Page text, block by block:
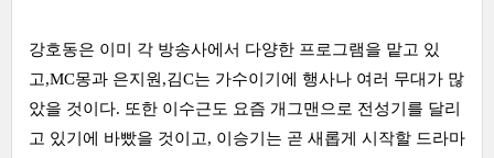
강호동은 이미 각 방송사에서 다양한 프로그램을 맡고 있
고,MC몽과 은지원,김C는 가수이기에 행사나 여러 무대가 많
았을 것이다. 또한 이수근도 요즘 개그맨으로 전성기를 달리
고 있기에 바빴을 것이고, 이승기는 곧 새롭게 시작할 드라마